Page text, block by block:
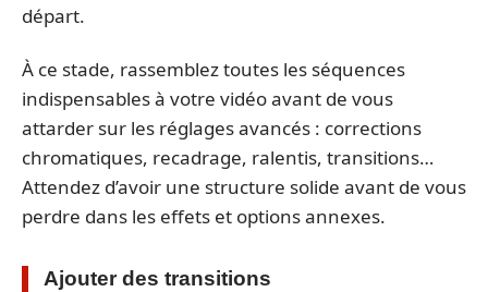
départ.
À ce stade, rassemblez toutes les séquences
indispensables à votre vidéo avant de vous
attarder sur les réglages avancés : corrections
chromatiques, recadrage, ralentis, transitions…
Attendez d’avoir une structure solide avant de vous
perdre dans les effets et options annexes.
Ajouter des transitions